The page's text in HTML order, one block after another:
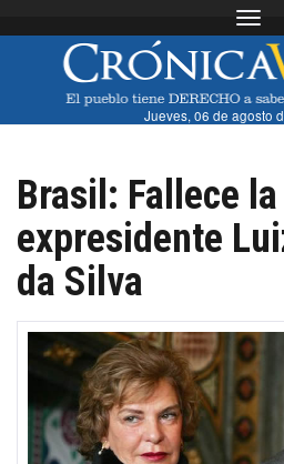
Jueves, 06 de agosto
Brasil: Fallece la
expresidente
da Silva